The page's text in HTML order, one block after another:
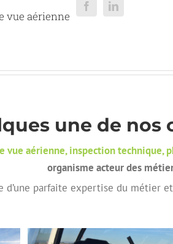
vue aérienne
une de
vue aérienne, inspection technique,
organisme acteur des
d’une parfaite expertise du métier